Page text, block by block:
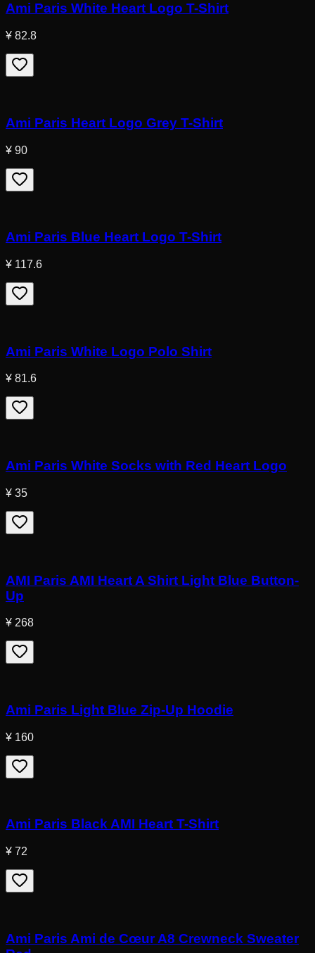
Ami Paris White Heart Logo T-Shirt
¥ 82.8
Ami Paris Heart Logo Grey T-Shirt
¥ 90
Ami Paris Blue Heart Logo T-Shirt
¥ 117.6
Ami Paris White Logo Polo Shirt
¥ 81.6
Ami Paris White Socks with Red Heart Logo
¥ 35
AMI Paris AMI Heart A Shirt Light Blue Button-
Up
¥ 268
Ami Paris Light Blue Zip-Up Hoodie
¥ 160
Ami Paris Black AMI Heart T-Shirt
¥ 72
Ami Paris Ami de Cœur A8 Crewneck Sweater